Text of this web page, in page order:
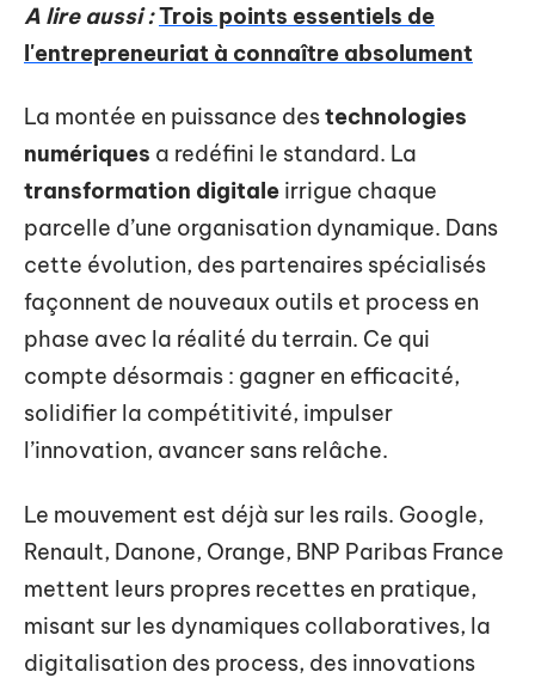
A lire aussi :Trois points essentiels de
l'entrepreneuriat à connaître absolument
La montée en puissance destechnologies
numériques a redéfini le standard. La
transformation digitale irrigue chaque
parcelle d’une organisation dynamique. Dans
cette évolution, des partenaires spécialisés
façonnent de nouveaux outils et process en
phase avec la réalité du terrain. Ce qui
compte désormais : gagner en efficacité,
solidifier la compétitivité, impulser
l’innovation, avancer sans relâche.
Le mouvement est déjà sur les rails. Google,
Renault, Danone, Orange, BNP Paribas France
mettent leurs propres recettes en pratique,
misant sur les dynamiques collaboratives, la
digitalisation des process, des innovations